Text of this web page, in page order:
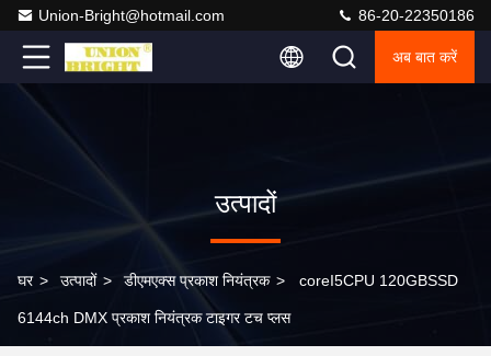
Union-Bright@hotmail.com 86-20-22350186
अब बात करें
उत्पादों
घर > उत्पादों > डीएमएक्स प्रकाश नियंत्रक > coreI5CPU 120GBSSD
6144ch DMX प्रकाश नियंत्रक टाइगर टच प्लस